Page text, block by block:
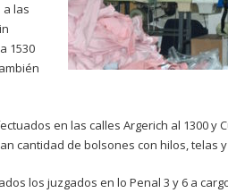
las
1530
en las calles Argerich al 1300 y
cantidad de bolsones con hilos, telas
los juzgados en lo Penal 3 y 6 a